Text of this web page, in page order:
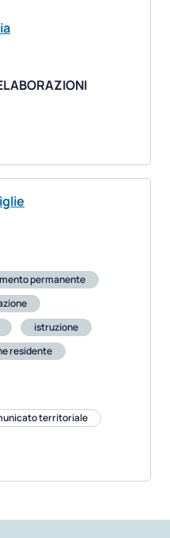
permanente
istruzione
residente
territoriale